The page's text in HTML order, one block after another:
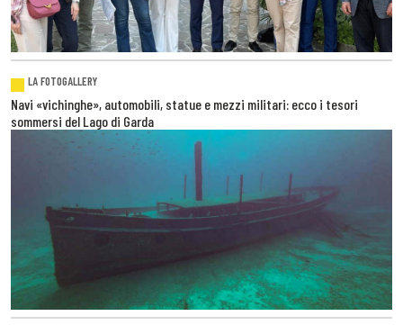
LA FOTOGALLERY
Navi «vichinghe», automobili, statue e mezzi militari: ecco i tesori
sommersi del Lago di Garda